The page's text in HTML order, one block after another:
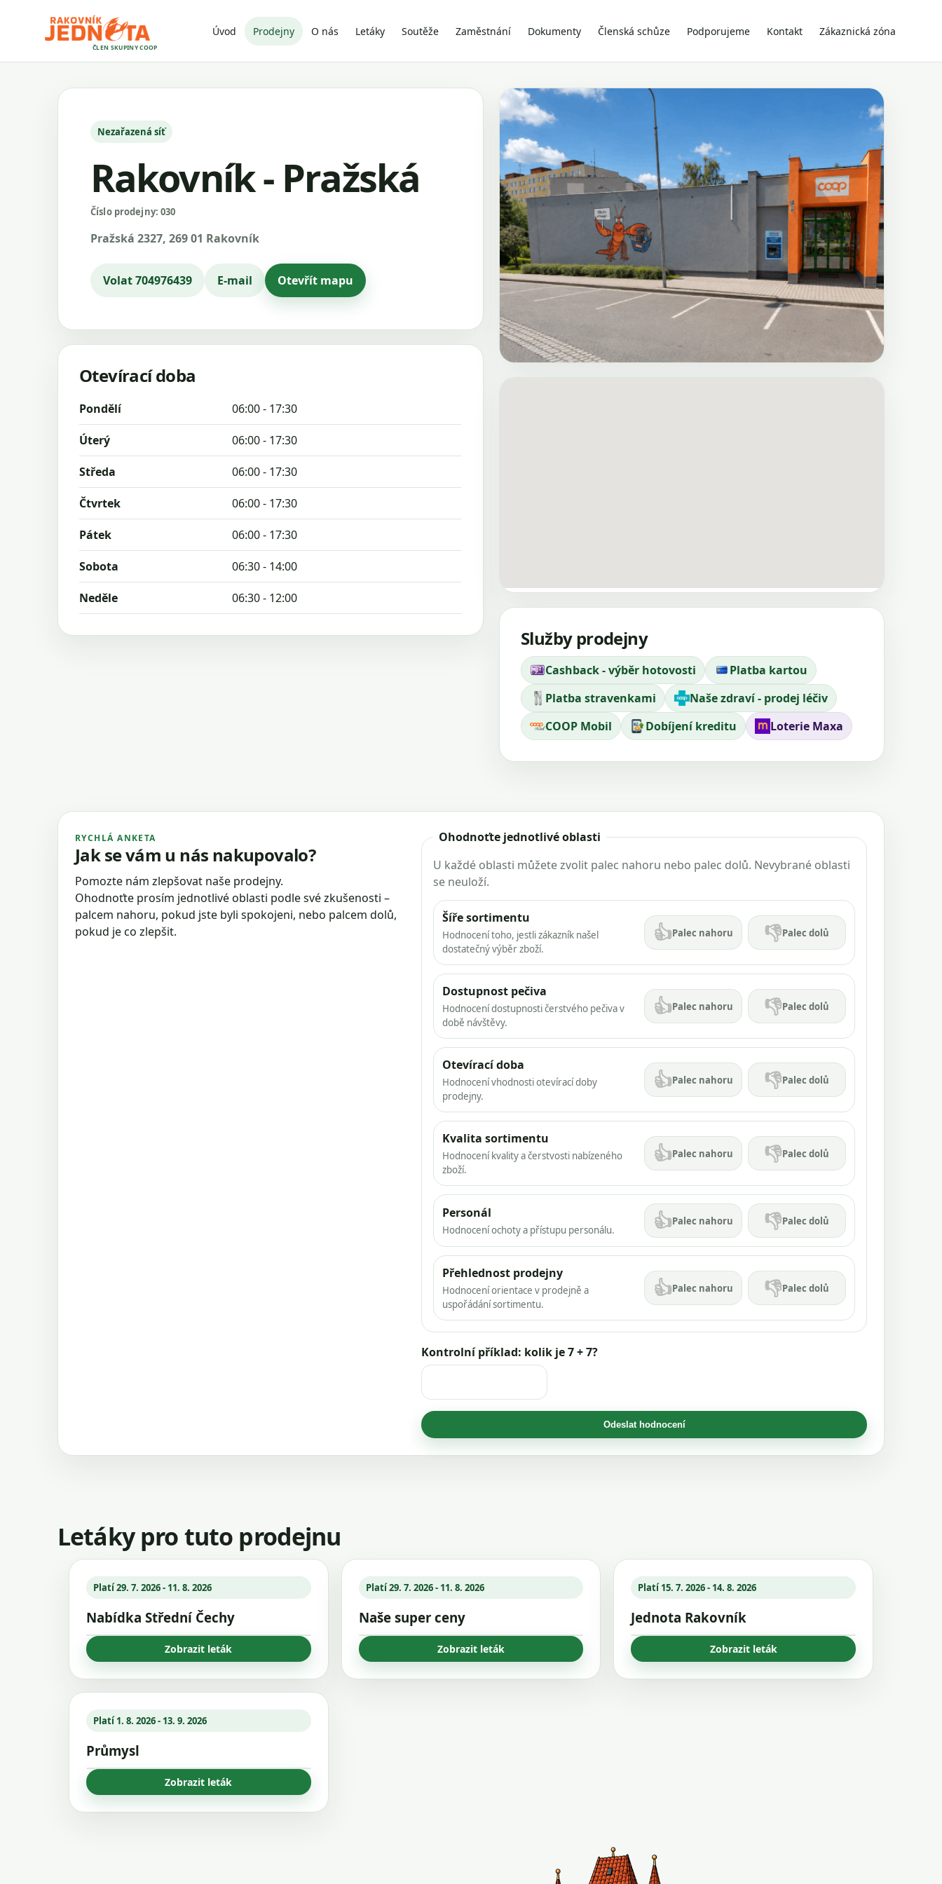
ČLEN SKUPINY COOP
Úvod Prodejny O nás Letáky Soutěže Zaměstnání Dokumenty Členská schůze Podporujeme Kontakt Zákaznická zóna
Nezařazená síť
Rakovník - Pražská
Číslo prodejny: 030
Pražská 2327, 269 01 Rakovník
Volat 704976439 E-mail Otevřít mapu
Otevírací doba
Pondělí 06:00 - 17:30
Úterý 06:00 - 17:30
Středa 06:00 - 17:30
Čtvrtek 06:00 - 17:30
Pátek 06:00 - 17:30
Sobota 06:30 - 14:00
Neděle 06:30 - 12:00
Služby prodejny
Cashback - výběr hotovosti
Platba kartou
Platba stravenkami
Naše zdraví - prodej léčiv
COOP Mobil
Dobíjení kreditu Loterie Maxa
RYCHLÁ ANKETA
Jak se vám u nás nakupovalo?
Pomozte nám zlepšovat naše prodejny.
Ohodnoťte prosím jednotlivé oblasti podle své zkušenosti –
palcem nahoru, pokud jste byli spokojeni, nebo palcem dolů,
pokud je co zlepšit.
Ohodnoťte jednotlivé oblasti
U každé oblasti můžete zvolit palec nahoru nebo palec dolů. Nevybrané oblasti
se neuloží.
Šíře sortimentu
Hodnocení toho, jestli zákazník našel
dostatečný výběr zboží.
👍Palec nahoru 👎Palec dolů
Dostupnost pečiva
Hodnocení dostupnosti čerstvého pečiva v
době návštěvy.
👍Palec nahoru 👎Palec dolů
Otevírací doba
Hodnocení vhodnosti otevírací doby
prodejny.
👍Palec nahoru 👎Palec dolů
Kvalita sortimentu
Hodnocení kvality a čerstvosti nabízeného
zboží.
👍Palec nahoru 👎Palec dolů
Personál
Hodnocení ochoty a přístupu personálu. 👍Palec nahoru 👎Palec dolů
Přehlednost prodejny
Hodnocení orientace v prodejně a
uspořádání sortimentu.
👍Palec nahoru 👎Palec dolů
Kontrolní příklad: kolik je 7 + 7?
Odeslat hodnocení
Letáky pro tuto prodejnu
Platí 29. 7. 2026 - 11. 8. 2026
Nabídka Střední Čechy
Zobrazit leták
Platí 29. 7. 2026 - 11. 8. 2026
Naše super ceny
Zobrazit leták
Platí 15. 7. 2026 - 14. 8. 2026
Jednota Rakovník
Zobrazit leták
Platí 1. 8. 2026 - 13. 9. 2026
Průmysl
Zobrazit leták